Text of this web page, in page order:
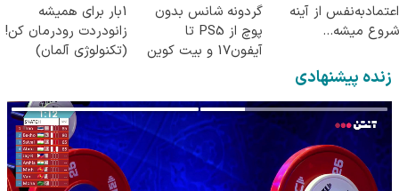
اعتمادبه‌نفس از آینه
شروع میشه...
گردونه شانس بدون
پوچ از PS5 تا
آیفون17 و بیت کوین
1بار برای همیشه
زانودردت رودرمان کن!
(تکنولوژی آلمان)
زنده پیشنهادی